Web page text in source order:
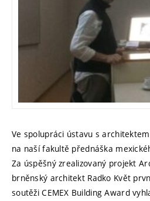
Ve spolupráci ústavu s
na naší fakultě přednáška
Za úspěšný zrealizovaný projekt
brněnský architekt Radko Květ
soutěži CEMEX Building Award